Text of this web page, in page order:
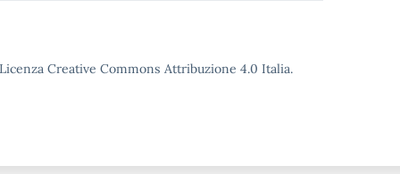
Creative Commons Attribuzione 4.0 Italia.